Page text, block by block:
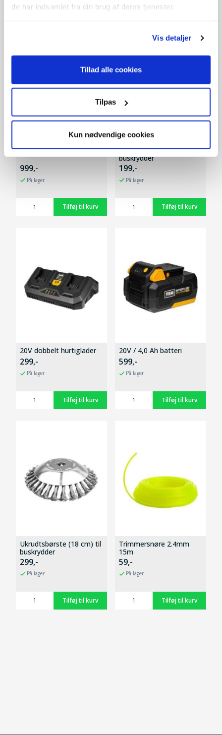
de har indsamlet fra din brug af deres tjenester.
Vis detaljer
Tillad alle cookies
Tilpas
Kun nødvendige cookies
Andre kunder købte også
BCX2020 (2x20V) - Solo
999,-
På lager
Nylonbørste til
buskrydder
199,-
På lager
20V dobbelt hurtiglader
299,-
På lager
20V / 4,0 Ah batteri
599,-
På lager
Ukrudtsbørste (18 cm) til
buskrydder
299,-
På lager
Trimmersnøre 2.4mm
15m
59,-
På lager